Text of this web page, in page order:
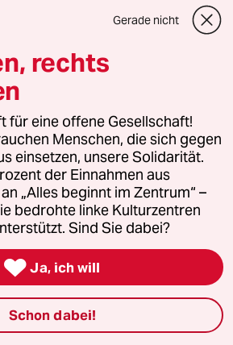
so: Wer macht schon
solange er noch vom Krieg
,13:05 Uhr
aus den palästinänsischen
Tag um Tag Raketen auf
Städte abgefeuert werden. Dann
vielleicht anfangen zu glauben,
und kompromissbereite
Gerade nicht
rechts
für eine offene Gesellschaft!
Menschen, die sich gegen
einsetzen, unsere Solidarität.
der Einnahmen aus
„Alles beginnt im Zentrum“ –
bedrohte linke Kulturzentren
Sind Sie dabei?
 Ja, ich will
Schon dabei!